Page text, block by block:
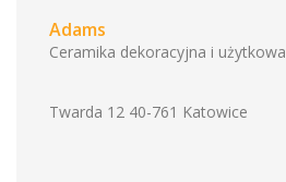
Adams
Ceramika dekoracyjna i użytkowa
Twarda 12 40-761 Katowice